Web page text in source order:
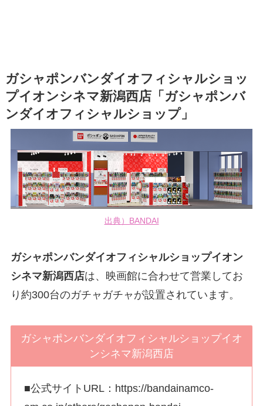
ガシャポンバンダイオフィシャルショッ
プイオンシネマ新潟西店「ガシャポンバ
ンダイオフィシャルショップ」
出典）BANDAI
ガシャポンバンダイオフィシャルショップイオン
シネマ新潟西店は、映画館に合わせて営業してお
り約300台のガチャガチャが設置されています。
ガシャポンバンダイオフィシャルショップイオ
ンシネマ新潟西店
■公式サイトURL：https://bandainamco-